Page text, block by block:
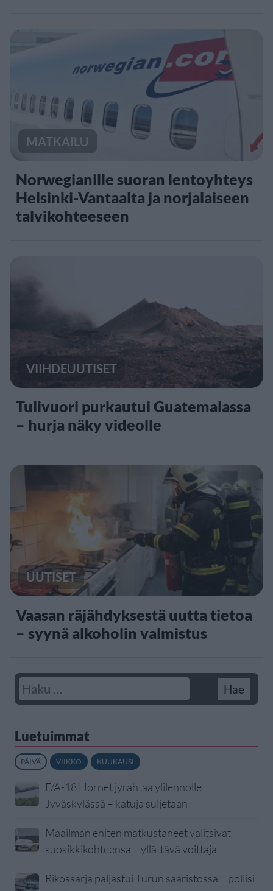
MATKAILU
Norwegianille suoran lentoyhteys
Helsinki-Vantaalta ja norjalaiseen
talvikohteeseen
VIIHDEUUTISET
Tulivuori purkautui Guatemalassa
– hurja näky videolle
UUTISET
Vaasan räjähdyksestä uutta tietoa
– syynä alkoholin valmistus
Luetuimmat
PÄIVÄ VIIKKO KUUKAUSI
F/A-18 Hornet jyrähtää ylilennolle
Jyväskylässä – katuja suljetaan
Maailman eniten matkustaneet valitsivat
suosikkikohteensa – yllättävä voittaja
Rikossarja paljastui Turun saaristossa – poliisi